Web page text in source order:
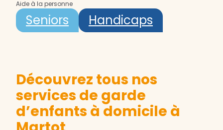
Aide à la personne
Seniors Handicaps
Découvrez tous nos
services de garde
d’enfants à domicile à